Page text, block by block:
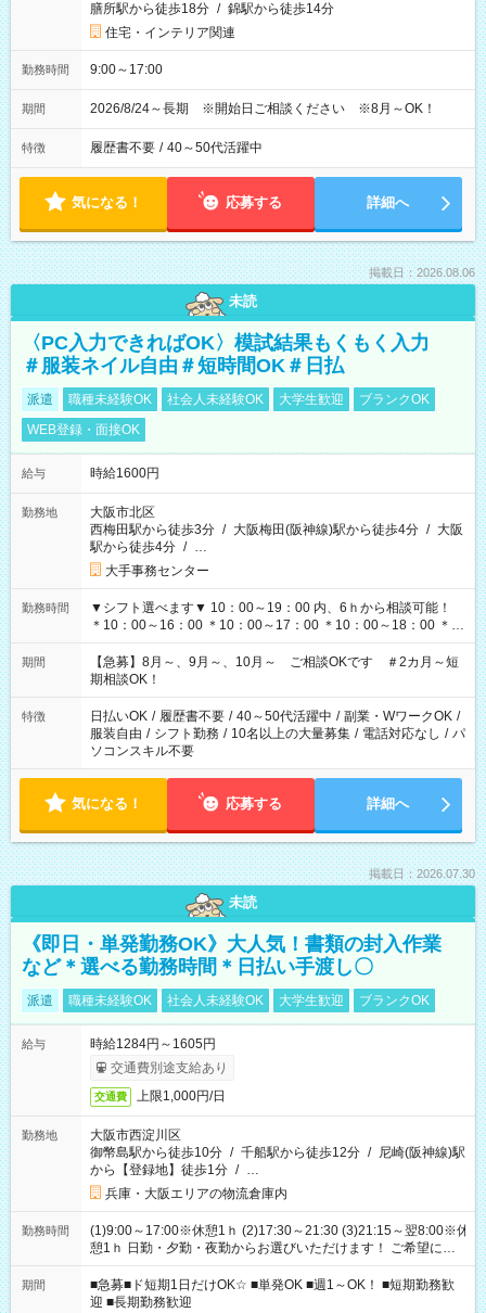
膳所駅から徒歩18分 / 錦駅から徒歩14分
住宅・インテリア関連
勤務時間 9:00～17:00
期間 2026/8/24～長期 ※開始日ご相談ください ※8月～OK！
特徴 履歴書不要 / 40～50代活躍中
気になる！ 応募する 詳細へ
掲載日：2026.08.06
未読
〈PC入力できればOK〉模試結果もくもく入力
＃服装ネイル自由＃短時間OK＃日払
派遣 職種未経験OK 社会人未経験OK 大学生歓迎
ブランクOK
WEB登録・面接OK
給与 時給1600円
勤務地
大阪市北区
西梅田駅から徒歩3分 / 大阪梅田(阪神線)駅から徒歩4分 / 大阪
駅から徒歩4分 / …
大手事務センター
勤務時間
▼シフト選べます▼ 10：00～19：00 内、6ｈから相談可能！
＊10：00～16：00 ＊10：00～17：00 ＊10：00～18：00 ＊
11：00～19：00 ＊12：00～19：00 ＊13：00～19：00
期間
【急募】8月～、9月～、10月～ ご相談OKです ＃2カ月～短
期相談OK！
特徴 日払いOK / 履歴書不要 / 40～50代活躍中 / 副業・WワークOK /
服装自由 / シフト勤務 / 10名以上の大量募集 / 電話対応なし / パ
ソコンスキル不要
気になる！ 応募する 詳細へ
掲載日：2026.07.30
未読
《即日・単発勤務OK》大人気！書類の封入作業
など＊選べる勤務時間＊日払い手渡し〇
派遣 職種未経験OK 社会人未経験OK 大学生歓迎 ブランクOK
給与
時給1284円～1605円
交通費別途支給あり
交通費 上限1,000円/日
勤務地
大阪市西淀川区
御幣島駅から徒歩10分 / 千船駅から徒歩12分 / 尼崎(阪神線)駅
から【登録地】徒歩1分 / …
兵庫・大阪エリアの物流倉庫内
勤務時間
(1)9:00～17:00※休憩1ｈ (2)17:30～21:30 (3)21:15～翌8:00※休
憩1ｈ 日勤・夕勤・夜勤からお選びいただけます！ ご希望に合
わせて働けるお仕事です(*^^*) 【その他選べる勤務時間】 8-17
時/9-17時/9-18時/10-18時/11-21時/18-22時/20-翌4時/21-翌5
時/22-翌6時/0-翌8時 ご自身のご都合で選んで頂ける完全自由シ
期間
■急募■ド短期1日だけOK☆ ■単発OK ■週1～OK！ ■短期勤務歓
迎 ■長期勤務歓迎